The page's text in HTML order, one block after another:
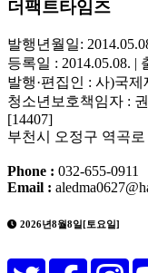
더팩트타임즈
발행년월일:
등록일 : 2014.05.08. |
발행·편집인 : 사)국
청소년보호책임자 :
[14407]
부천시 오정구 역곡
Phone : 032-655-0911
Email :
2026년8월8일[토요일]